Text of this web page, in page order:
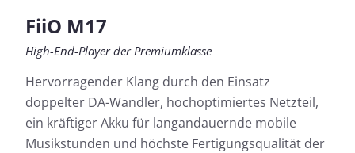
FiiO M17
High-End-Player der Premiumklasse
Hervorragender Klang durch den Einsatz
doppelter DA-Wandler, hochoptimiertes Netzteil,
ein kräftiger Akku für langandauernde mobile
Musikstunden und höchste Fertigungsqualität der